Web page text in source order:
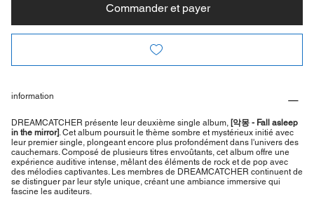
Commander et payer
information
DREAMCATCHER présente leur deuxième single album, [악몽 - Fall asleep
in the mirror]. Cet album poursuit le thème sombre et mystérieux initié avec
leur premier single, plongeant encore plus profondément dans l'univers des
cauchemars. Composé de plusieurs titres envoûtants, cet album offre une
expérience auditive intense, mêlant des éléments de rock et de pop avec
des mélodies captivantes. Les membres de DREAMCATCHER continuent de
se distinguer par leur style unique, créant une ambiance immersive qui
fascine les auditeurs.